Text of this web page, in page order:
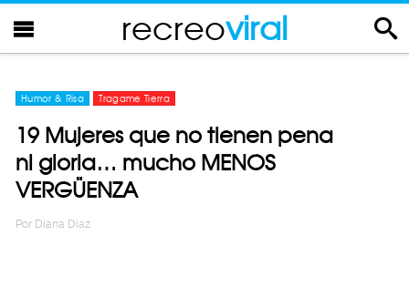
recreoviral
Humor & Risa Tragame Tierra
19 Mujeres que no tienen pena
ni gloria… mucho MENOS
VERGÜENZA
Por Diana Diaz